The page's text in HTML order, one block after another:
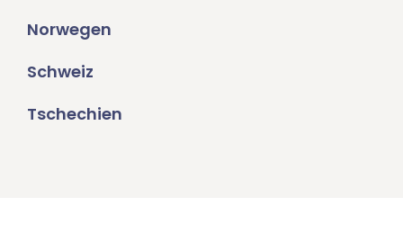
Norwegen
Schweiz
Tschechien